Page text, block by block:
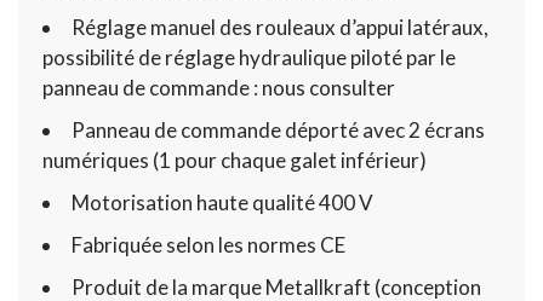
Réglage manuel des rouleaux d’appui latéraux,
possibilité de réglage hydraulique piloté par le
panneau de commande : nous consulter
Panneau de commande déporté avec 2 écrans
numériques (1 pour chaque galet inférieur)
Motorisation haute qualité 400 V
Fabriquée selon les normes CE
Produit de la marque Metallkraft (conception